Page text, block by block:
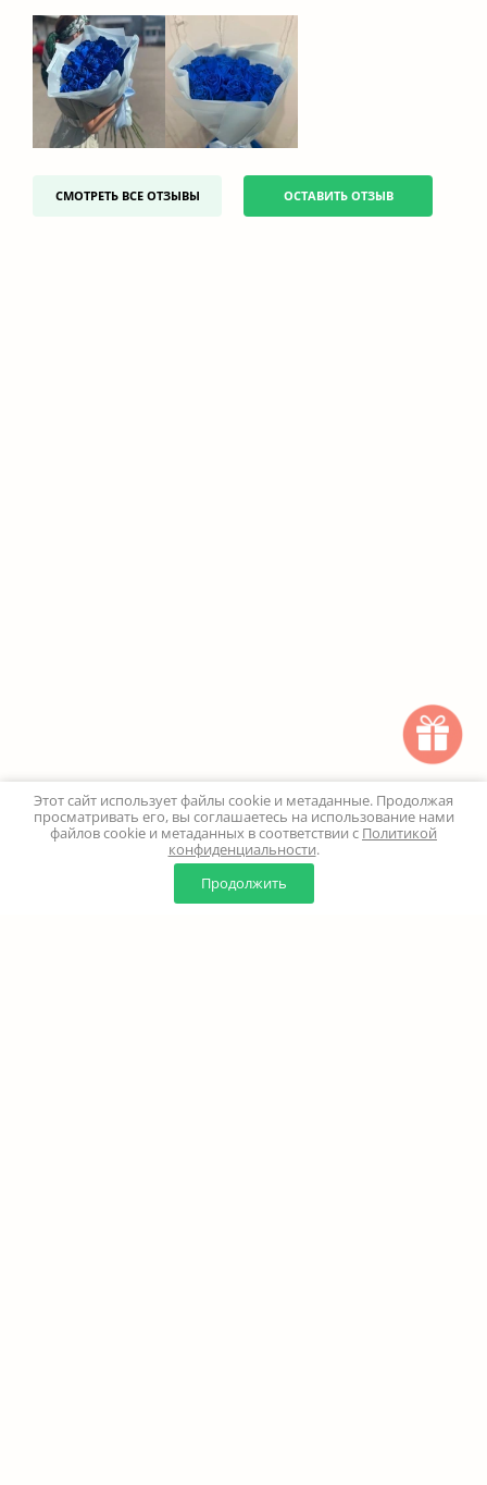
СМОТРЕТЬ ВСЕ ОТЗЫВЫ ОСТАВИТЬ ОТЗЫВ
0
Корзина
Этот сайт использует файлы cookie и метаданные. Продолжая
просматривать его, вы соглашаетесь на использование нами
файлов cookie и метаданных в соответствии с Политикой
конфиденциальности.
Продолжить